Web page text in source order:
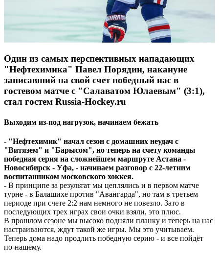
Один из самых перспективных нападающих
"Нефтехимика" Павел Порядин, накануне
записавший на свой счет победный пас в
гостевом матче с "Салаватом Юлаевым" (3:1),
стал гостем Russia-Hockey.ru
Выходим из-под нагрузок, начинаем бежать
- "Нефтехимик" начал сезон с домашних неудач с
"Витязем" и "Барысом", но теперь на счету команды
победная серия на сложнейшем маршруте Астана -
Новосибирск - Уфа, - начинаем разговор с 22-летним
воспитанником московского хоккея.
- В принципе за результат мы цеплялись и в первом матче
турне - в Балашихе против "Авангарда", но там в третьем
периоде при счете 2:2 нам немного не повезло. Зато в
последующих трех играх свои очки взяли, это плюс.
В прошлом сезоне мы высоко подняли планку и теперь на нас
настраиваются, ждут такой же игры. Мы это учитываем.
Теперь дома надо продлить победную серию - и все пойдёт
по-нашему.